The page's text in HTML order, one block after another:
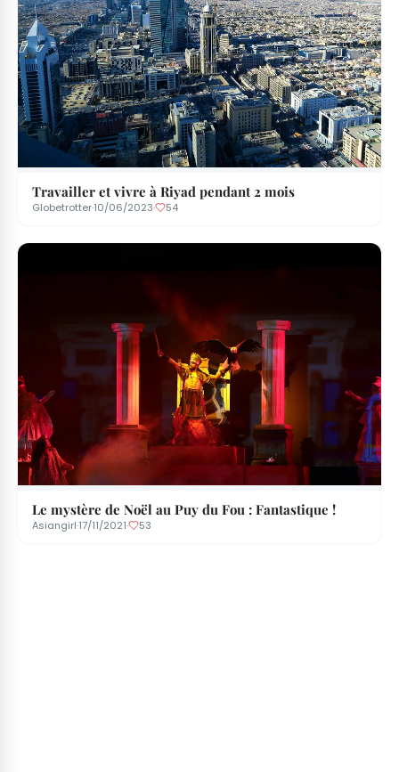
Travailler et vivre à Riyad pendant 2 mois
Globetrotter·10/06/2023· 54
Le mystère de Noël au Puy du Fou : Fantastique !
Asiangirl·17/11/2021· 53